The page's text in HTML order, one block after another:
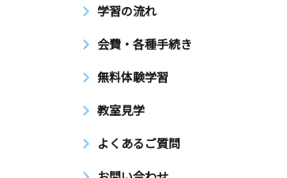
学習の流れ
会費・各種手続き
無料体験学習
教室見学
よくあるご質問